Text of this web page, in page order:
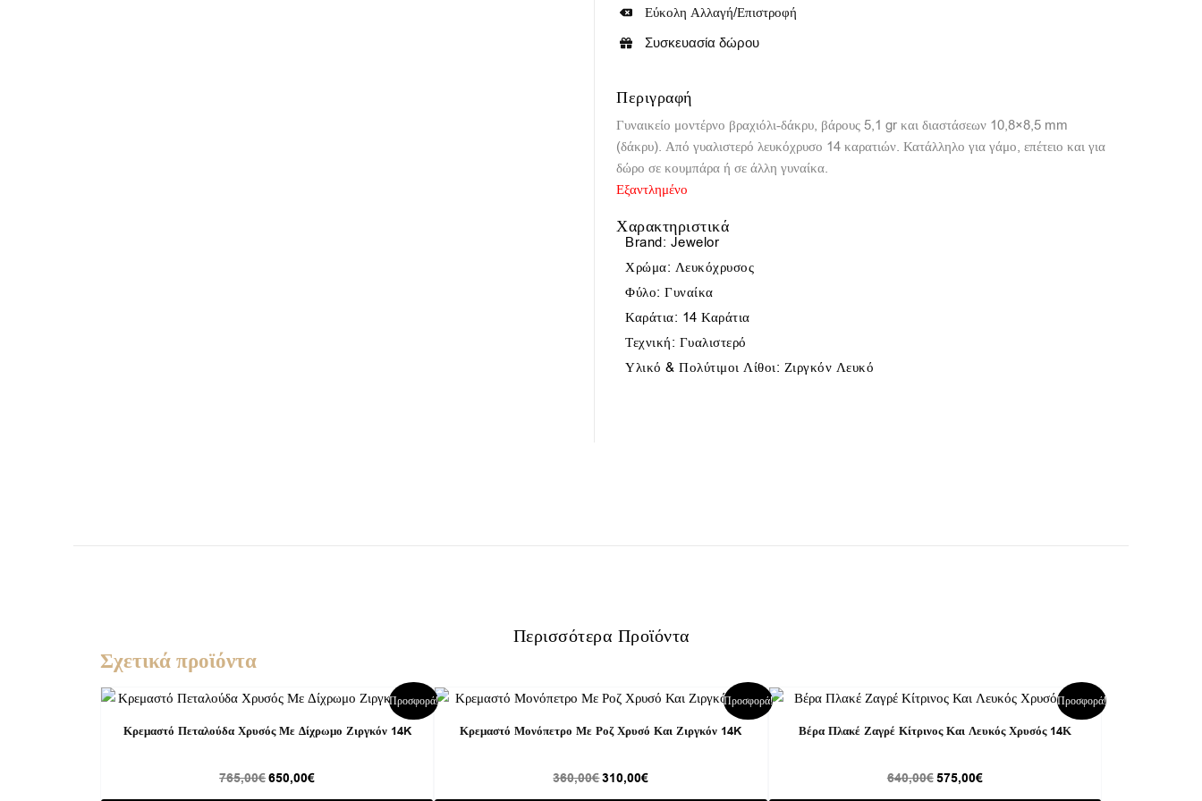
Εύκολη Αλλαγή/Επιστροφή
Συσκευασία δώρου
Περιγραφή
Γυναικείο μοντέρνο βραχιόλι-δάκρυ, βάρους 5,1 gr και διαστάσεων 10,8×8,5 mm
(δάκρυ). Από γυαλιστερό λευκόχρυσο 14 καρατιών. Κατάλληλο για γάμο, επέτειο και για
δώρο σε κουμπάρα ή σε άλλη γυναίκα.
Εξαντλημένο
Χαρακτηριστικά
Brand: Jewelor
Χρώμα: Λευκόχρυσος
Φύλο: Γυναίκα
Καράτια: 14 Καράτια
Τεχνική: Γυαλιστερό
Υλικό & Πολύτιμοι Λίθοι: Ζιργκόν Λευκό
Περισσότερα Προϊόντα
Σχετικά προϊόντα
Προσφορά!
Κρεμαστό Πεταλούδα Χρυσός Με Δίχρωμο Ζιργκόν 14K
765,00€
Original
price
was:
765,00€.
650,00€
Η
τρέχουσα
είναι:
Προσφορά!
Κρεμαστό Μονόπετρο Με Ροζ Χρυσό Και Ζιργκόν 14K
360,00€
Original
price
was:
360,00€.
310,00€
Η
τρέχουσα
τιμή
είναι:
Προσφορά!
Βέρα Πλακέ Ζαγρέ Κίτρινος Και Λευκός Χρυσός 14Κ
640,00€
Original
price
was:
640,00€.
575,00€
Η
τρέχουσα
τιμή
είναι: